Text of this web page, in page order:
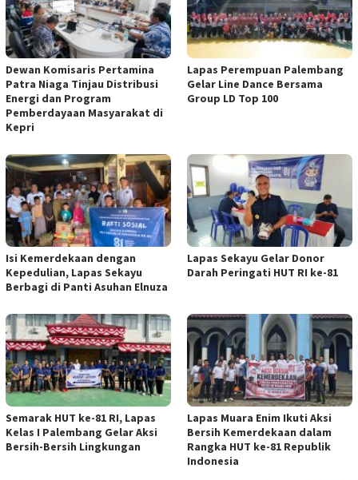
Dewan Komisaris Pertamina
Patra Niaga Tinjau Distribusi
Energi dan Program
Pemberdayaan Masyarakat di
Kepri
Lapas Perempuan Palembang
Gelar Line Dance Bersama
Group LD Top 100
Isi Kemerdekaan dengan
Kepedulian, Lapas Sekayu
Berbagi di Panti Asuhan Elnuza
Lapas Sekayu Gelar Donor
Darah Peringati HUT RI ke-81
Semarak HUT ke-81 RI, Lapas
Kelas I Palembang Gelar Aksi
Bersih-Bersih Lingkungan
Lapas Muara Enim Ikuti Aksi
Bersih Kemerdekaan dalam
Rangka HUT ke-81 Republik
Indonesia